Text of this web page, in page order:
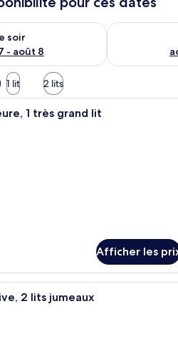
soir
- août 8
pour ce soir août 7 - août 8
Vérifier la
1 lit 2 lits
Une chambre d’hôtel avec
1 très grand lit
Afficher les
Une chambre d’hôtel avec
2 lits jumeaux